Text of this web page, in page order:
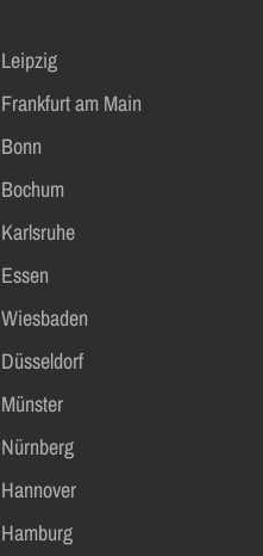
Leipzig
Frankfurt am Main
Bonn
Bochum
Karlsruhe
Essen
Wiesbaden
Düsseldorf
Münster
Nürnberg
Hannover
Hamburg